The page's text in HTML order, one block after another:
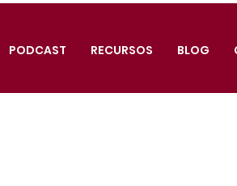
PODCAST RECURSOS BLOG